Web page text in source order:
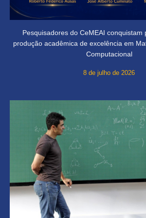
Pesquisadores do CeMEAI conquistam
produção acadêmica de excelência em
Computacional
8 de julho de 2026